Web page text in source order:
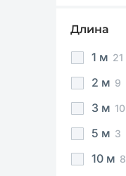
Длина
1 м 21
2 м 9
3 м 10
5 м 3
10 м 8